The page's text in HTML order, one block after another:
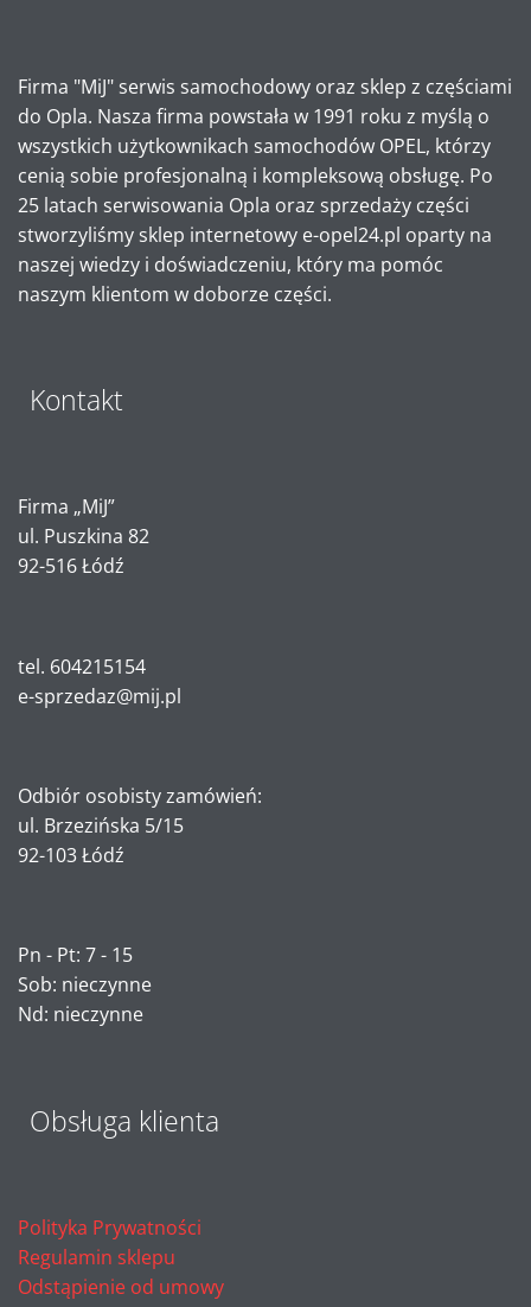
Firma "MiJ" serwis samochodowy oraz sklep z częściami
do Opla. Nasza firma powstała w 1991 roku z myślą o
wszystkich użytkownikach samochodów OPEL, którzy
cenią sobie profesjonalną i kompleksową obsługę. Po
25 latach serwisowania Opla oraz sprzedaży części
stworzyliśmy sklep internetowy e-opel24.pl oparty na
naszej wiedzy i doświadczeniu, który ma pomóc
naszym klientom w doborze części.
Kontakt
Firma „MiJ”
ul. Puszkina 82
92-516 Łódź
tel. 604215154
e-sprzedaz@mij.pl
Odbiór osobisty zamówień:
ul. Brzezińska 5/15
92-103 Łódź
Pn - Pt: 7 - 15
Sob: nieczynne
Nd: nieczynne
Obsługa klienta
Polityka Prywatności
Regulamin sklepu
Odstąpienie od umowy